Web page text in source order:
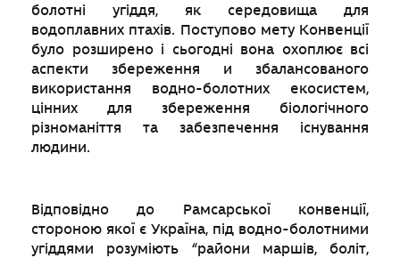
болотні угіддя, як середовища для
водоплавних птахів. Поступово мету Конвенції
було розширено і сьогодні вона охоплює всі
аспекти збереження и збалансованого
використання водно-болотних екосистем,
цінних для збереження біологічного
різноманіття та забезпечення існування
людини.
Відповідно до Рамсарської конвенції,
стороною якої є Україна, під водно-болотними
угіддями розуміють “райони маршів, боліт,